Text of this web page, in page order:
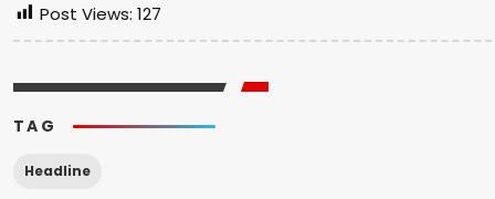
Post Views: 127
TAG
Headline